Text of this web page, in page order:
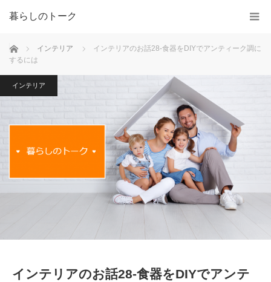
暮らしのトーク
ホーム インテリア
インテリアのお話28-食器をDIYでアンティーク調に
するには
インテリア
インテリアのお話28-食器をDIYでアンテ